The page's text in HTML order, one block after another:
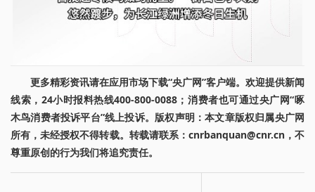
更多精彩资讯请在应用市场下载“央广网”客户端。欢迎提供新闻
线索，24小时报料热线400-800-0088；消费者也可通过央广网“啄
木鸟消费者投诉平台”线上投诉。版权声明：本文章版权归属央广网
所有，未经授权不得转载。转载请联系：cnrbanquan@cnr.cn，不
尊重原创的行为我们将追究责任。